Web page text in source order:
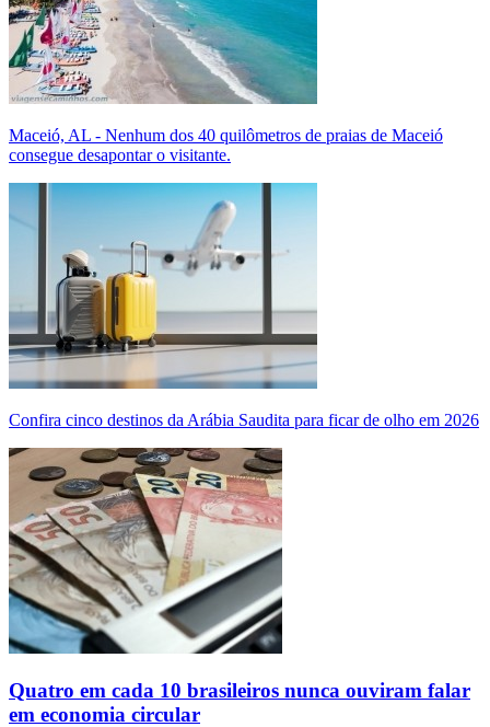
Maceió, AL - Nenhum dos 40 quilômetros de praias de Maceió
consegue desapontar o visitante.
Confira cinco destinos da Arábia Saudita para ficar de olho em 2026
Quatro em cada 10 brasileiros nunca ouviram falar
em economia circular